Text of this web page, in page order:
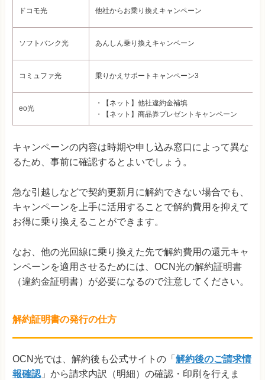
ドコモ光 他社からお乗り換えキャンペーン
ソフトバンク光 あんしん乗り換えキャンペーン
コミュファ光 乗りかえサポートキャンペーン3
eo光
・【ネット】他社違約金補填
・【ネット】商品券プレゼントキャンペーン
キャンペーンの内容は時期や申し込み窓口によって異な
るため、事前に確認するとよいでしょう。
急な引越しなどで契約更新月に解約できない場合でも、
キャンペーンを上手に活用することで解約費用を抑えて
お得に乗り換えることができます。
なお、他の光回線に乗り換えた先で解約費用の還元キャ
ンペーンを適用させるためには、OCN光の解約証明書
（違約金証明書）が必要になるので注意してください。
解約証明書の発行の仕方
OCN光では、解約後も公式サイトの「 解約後のご請求情
報確認」から請求内訳（明細）の確認・印刷を行えま